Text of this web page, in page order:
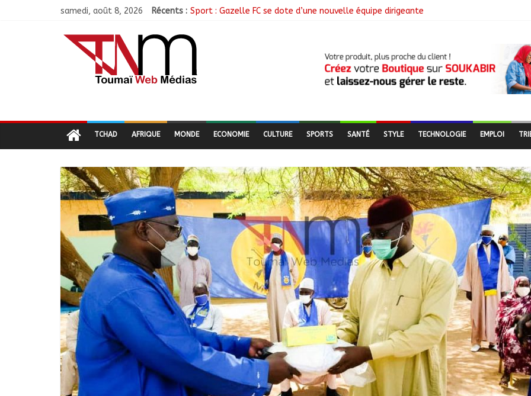
samedi, août 8, 2026 Récents : Sport : Gazelle FC se dote d’une nouvelle équipe dirigeante
Politique : Le RPC lance l’opération de dépôt des demandes de cartes d’adhésion
Ati : Une journée de salubrité organisée au marché moderne
TCHAD AFRIQUE MONDE ECONOMIE CULTURE SPORTS SANTÉ STYLE TECHNOLOGIE EMPLOI